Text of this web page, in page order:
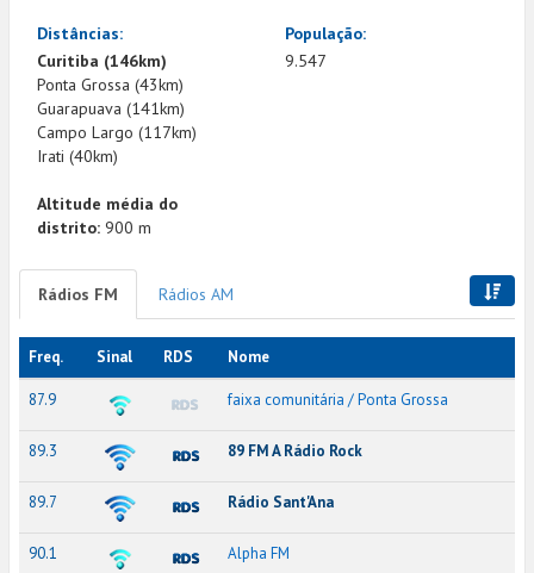
Distâncias:
Curitiba (146km)
Ponta Grossa (43km)
Guarapuava (141km)
Campo Largo (117km)
Irati (40km)
Altitude média do
distrito: 900 m
População:
9.547
Rádios FM Rádios AM
Freq. Sinal RDS Nome
87.9 faixa comunitária / Ponta Grossa
89.3 89 FM A Rádio Rock
89.7 Rádio Sant'Ana
90.1 Alpha FM